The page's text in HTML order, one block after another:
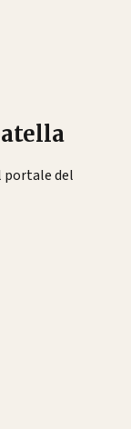
portale del